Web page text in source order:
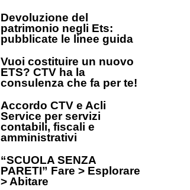
Devoluzione del
patrimonio negli Ets:
pubblicate le linee guida
Vuoi costituire un nuovo
ETS? CTV ha la
consulenza che fa per te!
Accordo CTV e Acli
Service per servizi
contabili, fiscali e
amministrativi
“SCUOLA SENZA
PARETI” Fare > Esplorare
> Abitare